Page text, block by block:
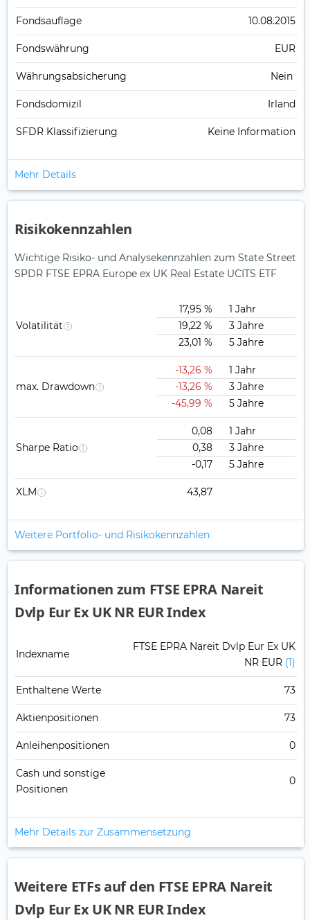
Fonds­auflage 10.08.2015
Fonds­währung EUR
Währungsabsicherung Nein
Fondsdomizil Irland
SFDR Klassifizierung Keine Information
Mehr Details
Risikokennzahlen
Wichtige Risiko- und Analysekennzahlen zum State Street
SPDR FTSE EPRA Europe ex UK Real Estate UCITS ETF
Volatilität
17,95 %
1 Jahr
19,22 %
3 Jahre
23,01 %
5 Jahre
max. Drawdown
-13,26 %
1 Jahr
-13,26 %
3 Jahre
-45,99 %
5 Jahre
Sharpe Ratio
0,08
1 Jahr
0,38
3 Jahre
-0,17
5 Jahre
XLM 43,87
Weitere Portfolio- und Risikokennzahlen
Informationen zum FTSE EPRA Nareit
Dvlp Eur Ex UK NR EUR Index
Indexname
FTSE EPRA Nareit Dvlp Eur Ex UK
NR EUR (1)
Enthaltene Werte 73
Aktienpositionen 73
Anleihenpositionen 0
Cash und sonstige
Positionen
0
Mehr Details zur Zusammensetzung
Weitere ETFs auf den FTSE EPRA Nareit
Dvlp Eur Ex UK NR EUR Index